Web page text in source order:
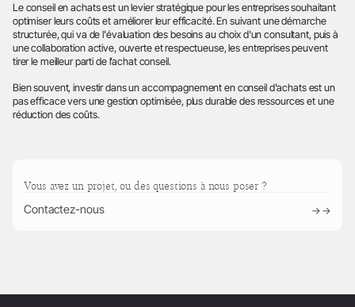
Vous avez un projet, ou des questions à nous poser ?
Contactez-nous →
Le conseil en achats est un levier stratégique pour les entreprises souhaitant
optimiser leurs coûts et améliorer leur efficacité. En suivant une démarche
structurée, qui va de l'évaluation des besoins au choix d'un consultant, puis à
une collaboration active, ouverte et respectueuse, les entreprises peuvent
tirer le meilleur parti de l’achat conseil.
Bien souvent, investir dans un accompagnement en conseil d'achats est un
pas efficace vers une gestion optimisée, plus durable des ressources et une
réduction des coûts.